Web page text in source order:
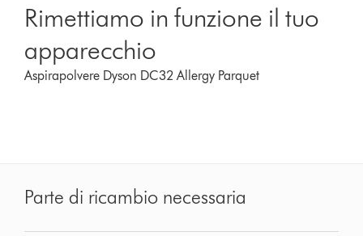
Rimettiamo in funzione il tuo
apparecchio
Aspirapolvere Dyson DC32 Allergy Parquet
Parte di ricambio necessaria